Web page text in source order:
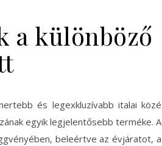
a különböző
és legexkluzívabb italai közé
egyik legjelentősebb terméke. A
beleértve az évjáratot, a